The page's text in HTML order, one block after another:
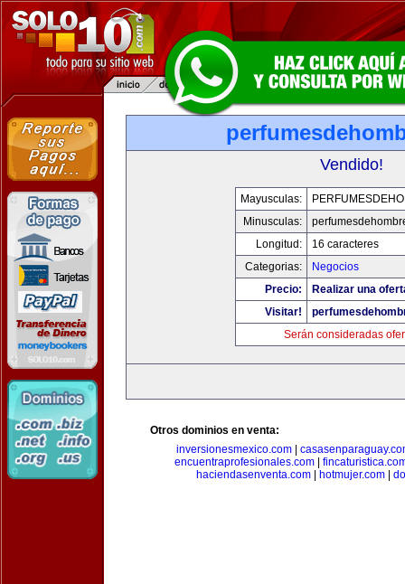
Vendido!
Mayusculas:
Minusculas:
Longitud:
16 caracteres
Categorias:
Negocios
Precio:
Realizar una
Visitar!
Serán consideradas
Otros dominios en venta:
inversionesmexico.com
encuentraprofesionales.com
haciendasenventa.com| hotmujer.com|